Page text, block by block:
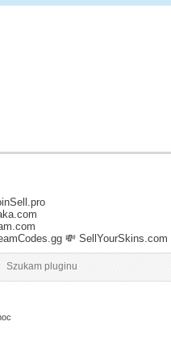
💸
Szukam pluginu